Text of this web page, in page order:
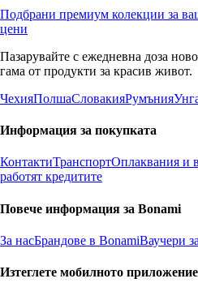
Подбрани премиум колекции за
цени
Пазарувайте с ежедневна доза
гама от продукти за красив живот.
ЧехияПолшаСловакияРумъния
Информация за покупката
КонтактиТранспортОплаквания и
работят кредитите
Повече информация за Bonami
За насБрандове в BonamiВаучери
Изтеглете мобилното приложение